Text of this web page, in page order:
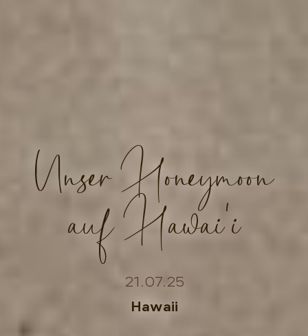
Unser Honeymoon
auf Hawai'i
21.07.25
Hawaii